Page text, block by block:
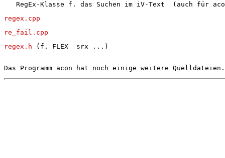
RegEx-Klasse f. das Suchen im iV-Text  (auch für
regex.cpp
re_fail.cpp
regex.h (f. FLEX  srx ...)
Das Programm acon hat noch einige weitere Quelldateien.